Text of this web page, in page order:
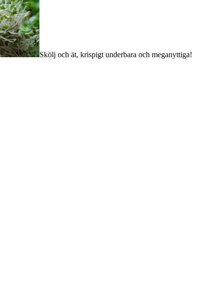
Skölj och ät, krispigt underbara och meganyttiga!